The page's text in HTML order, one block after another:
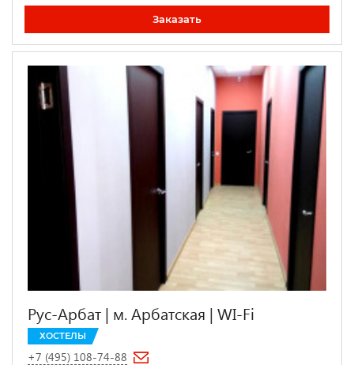
Заказать
Рус-Арбат | м. Арбатская | WI-Fi
ХОСТЕЛЫ
+7 (495) 108-74-88